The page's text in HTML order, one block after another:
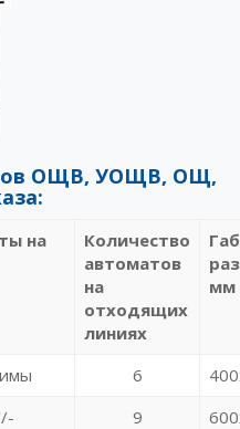
ОЩВ, УОЩВ, ОЩ,
на
Количество
автоматов
на
отходящих
линиях
мм
6
9